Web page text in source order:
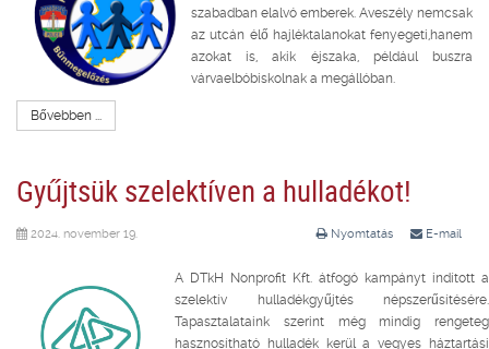
szabadban elalvó emberek. Aveszély nemcsak
az utcán élő hajléktalanokat fenyegeti,hanem
azokat is, akik éjszaka, például buszra
várvaelbóbiskolnak a megállóban.
Bővebben ...
Gyűjtsük szelektíven a hulladékot!
Nyomtatás E-mail
2024. november 19.
A DTkH Nonprofit Kft. átfogó kampányt indított a
szelektív hulladékgyűjtés népszerűsítésére.
Tapasztalataink szerint még mindig rengeteg
hasznosítható hulladék kerül a vegyes háztartási